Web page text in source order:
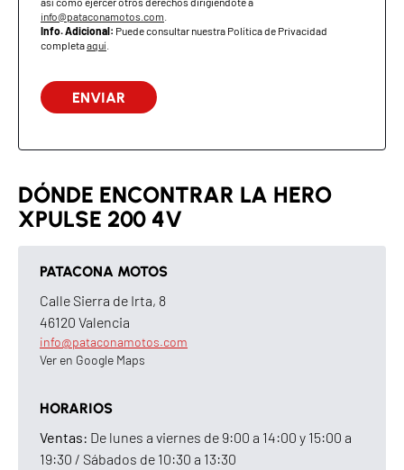
Delantero
COMPONENTES ELÉCTRICOS
Luz trasera
Instrumentación
Pantalla LCD con
info@pataconamotos.com.
Info. Adicional: Puede consultar nuestra Política de Privacidad
completaaquí.
DÓNDE ENCONTRAR LA HERO
XPULSE 200 4V
PATACONA MOTOS
Calle Sierra de Irta, 8
46120 Valencia
info@pataconamotos.com
Ver en Google Maps
HORARIOS
Ventas: De lunes a viernes de 9:00 a 14:00 y 15:00 a
19:30 / Sábados de 10:30 a 13:30